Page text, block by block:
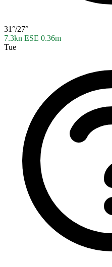
31°/27°
7.3kn ESE 0.36m
Tue